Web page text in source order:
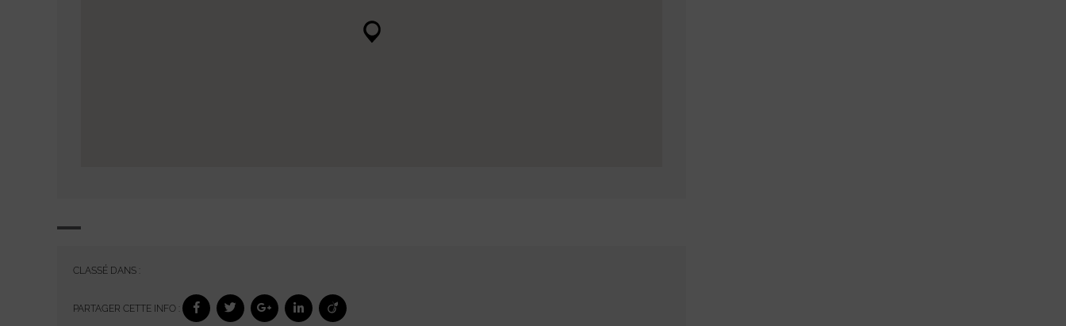
CLASSÉ DANS :
PARTAGER CETTE INFO :